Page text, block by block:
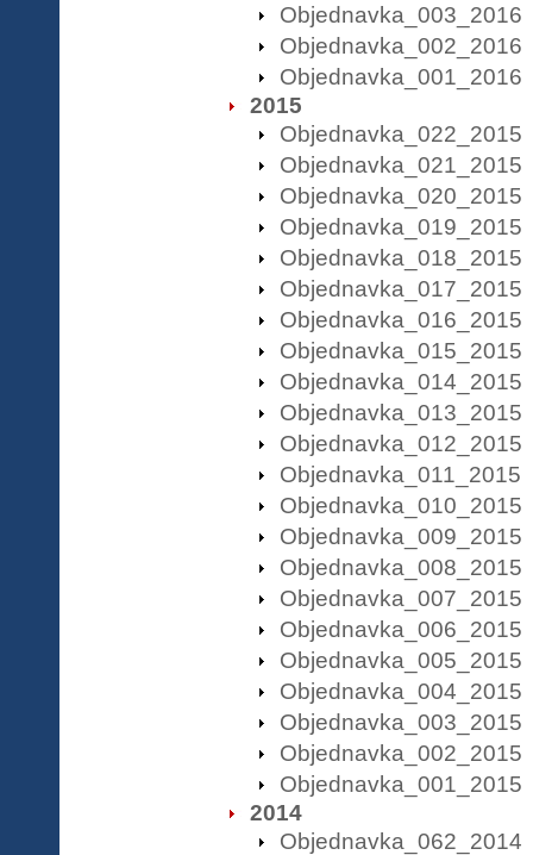
Objednavka_003_2016
Objednavka_002_2016
Objednavka_001_2016
2015
Objednavka_022_2015
Objednavka_021_2015
Objednavka_020_2015
Objednavka_019_2015
Objednavka_018_2015
Objednavka_017_2015
Objednavka_016_2015
Objednavka_015_2015
Objednavka_014_2015
Objednavka_013_2015
Objednavka_012_2015
Objednavka_011_2015
Objednavka_010_2015
Objednavka_009_2015
Objednavka_008_2015
Objednavka_007_2015
Objednavka_006_2015
Objednavka_005_2015
Objednavka_004_2015
Objednavka_003_2015
Objednavka_002_2015
Objednavka_001_2015
2014
Objednavka_062_2014